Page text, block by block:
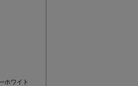
ホワイト